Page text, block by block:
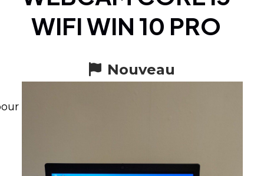
WIFI WIN 10 PRO
Nouveau